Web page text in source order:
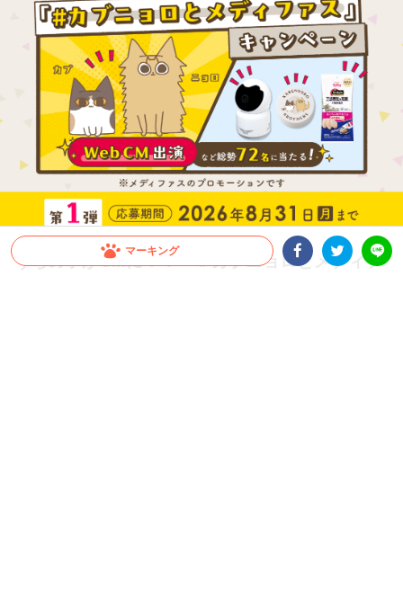
マーキング
うちの子がCMに！？「＃カブニョロとメディフ